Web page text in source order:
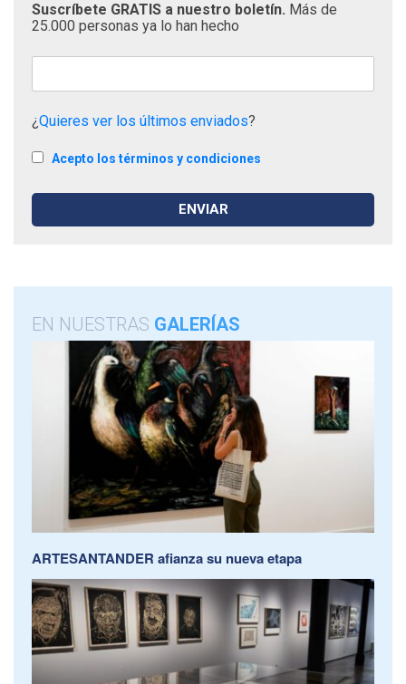
Suscríbete GRATIS a nuestro boletín. Más de
25.000 personas ya lo han hecho
¿Quieres ver los últimos enviados?
Acepto los términos y condiciones
EN NUESTRAS GALERÍAS
ARTESANTANDER afianza su nueva etapa